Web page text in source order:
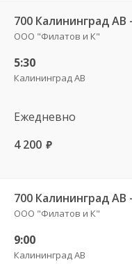
ООО "Филатов и К"
5:30
Калининград АВ
Ежедневно
4 200 руб.
ООО "Филатов и К"
9:00
Калининград АВ